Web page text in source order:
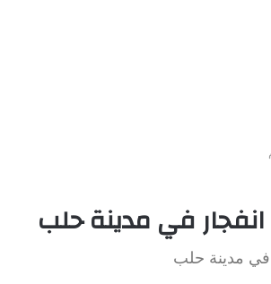
في مدينة حلب
مدينة حلب